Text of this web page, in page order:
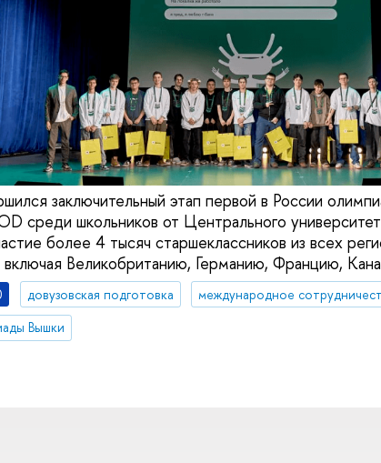
заключительный этап первой в России
среди школьников от Центрального
более 4 тысяч старшеклассников из всех
включая Великобританию, Германию, Францию,
довузовская подготовка
международное
Вышки